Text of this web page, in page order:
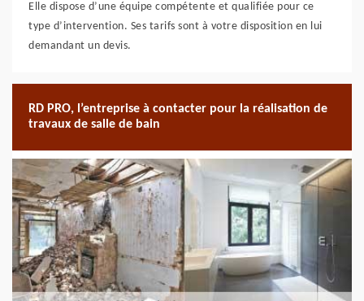
Elle dispose d’une équipe compétente et qualifiée pour ce
type d’intervention. Ses tarifs sont à votre disposition en lui
demandant un devis.
RD PRO, l’entreprise à contacter pour la réalisation de
travaux de salle de bain